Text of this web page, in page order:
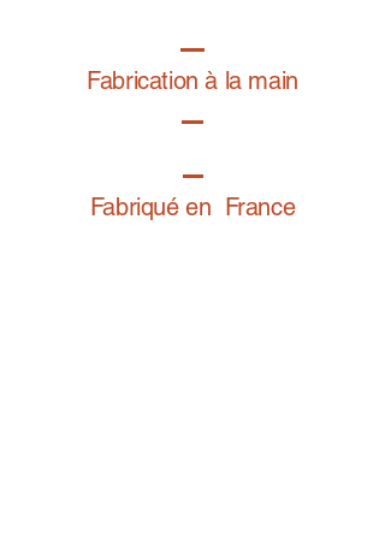
résistance aux frictions.
Comment bien régler son bracelet
Fabrication à la main
Fabriqué en France